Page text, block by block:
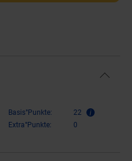
Basis°Punkte:
22
Extra°Punkte:
0